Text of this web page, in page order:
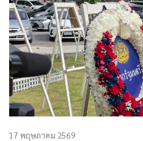
17 พฤษภาคม 2569